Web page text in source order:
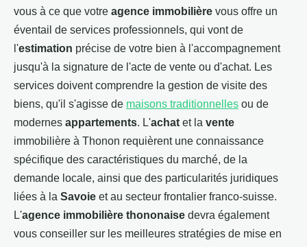
vous à ce que votre agence immobilière vous offre un
éventail de services professionnels, qui vont de
l'estimation précise de votre bien à l'accompagnement
jusqu'à la signature de l'acte de vente ou d'achat. Les
services doivent comprendre la gestion de visite des
biens, qu'il s'agisse de maisons traditionnelles ou de
modernes appartements. L'achat et la vente
immobilière à Thonon requièrent une connaissance
spécifique des caractéristiques du marché, de la
demande locale, ainsi que des particularités juridiques
liées à la Savoie et au secteur frontalier franco-suisse.
L'agence immobilière thononaise devra également
vous conseiller sur les meilleures stratégies de mise en